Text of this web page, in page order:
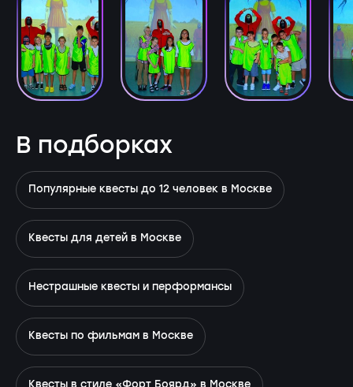
В подборках
Популярные квесты до 12 человек в Москве
Квесты для детей в Москве
Нестрашные квесты и перформансы
Квесты по фильмам в Москве